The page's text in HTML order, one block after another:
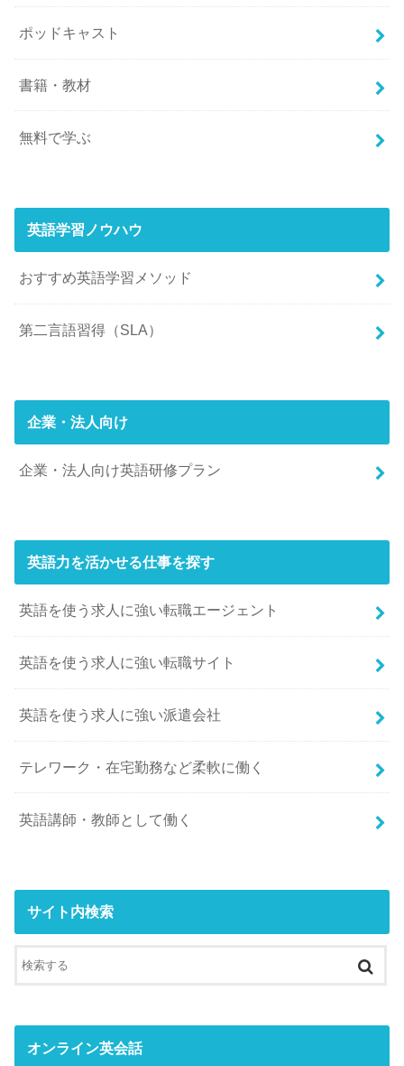
ポッドキャスト
書籍・教材
無料で学ぶ
英語学習ノウハウ
おすすめ英語学習メソッド
第二言語習得（SLA）
企業・法人向け
企業・法人向け英語研修プラン
英語力を活かせる仕事を探す
英語を使う求人に強い転職エージェント
英語を使う求人に強い転職サイト
英語を使う求人に強い派遣会社
テレワーク・在宅勤務など柔軟に働く
英語講師・教師として働く
サイト内検索
オンライン英会話